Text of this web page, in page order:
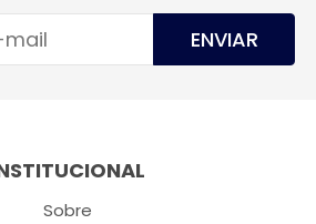
ENVIAR
Sobre